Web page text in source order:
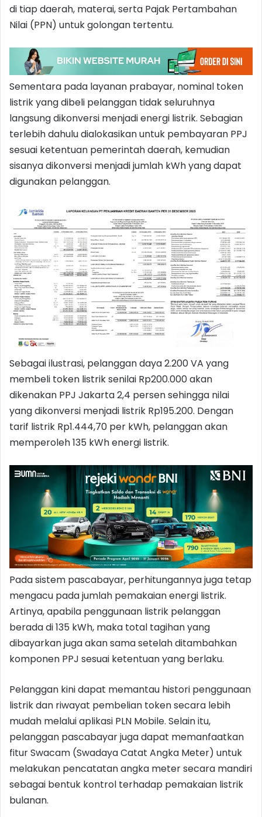
di tiap daerah, materai, serta Pajak Pertambahan
Nilai (PPN) untuk golongan tertentu.
Sementara pada layanan prabayar, nominal token
listrik yang dibeli pelanggan tidak seluruhnya
langsung dikonversi menjadi energi listrik. Sebagian
terlebih dahulu dialokasikan untuk pembayaran PPJ
sesuai ketentuan pemerintah daerah, kemudian
sisanya dikonversi menjadi jumlah kWh yang dapat
digunakan pelanggan.
Sebagai ilustrasi, pelanggan daya 2.200 VA yang
membeli token listrik senilai Rp200.000 akan
dikenakan PPJ Jakarta 2,4 persen sehingga nilai
yang dikonversi menjadi listrik Rp195.200. Dengan
tarif listrik Rp1.444,70 per kWh, pelanggan akan
memperoleh 135 kWh energi listrik.
Pada sistem pascabayar, perhitungannya juga tetap
mengacu pada jumlah pemakaian energi listrik.
Artinya, apabila penggunaan listrik pelanggan
berada di 135 kWh, maka total tagihan yang
dibayarkan juga akan sama setelah ditambahkan
komponen PPJ sesuai ketentuan yang berlaku.
Pelanggan kini dapat memantau histori penggunaan
listrik dan riwayat pembelian token secara lebih
mudah melalui aplikasi PLN Mobile. Selain itu,
pelanggan pascabayar juga dapat memanfaatkan
fitur Swacam (Swadaya Catat Angka Meter) untuk
melakukan pencatatan angka meter secara mandiri
sebagai bentuk kontrol terhadap pemakaian listrik
bulanan.